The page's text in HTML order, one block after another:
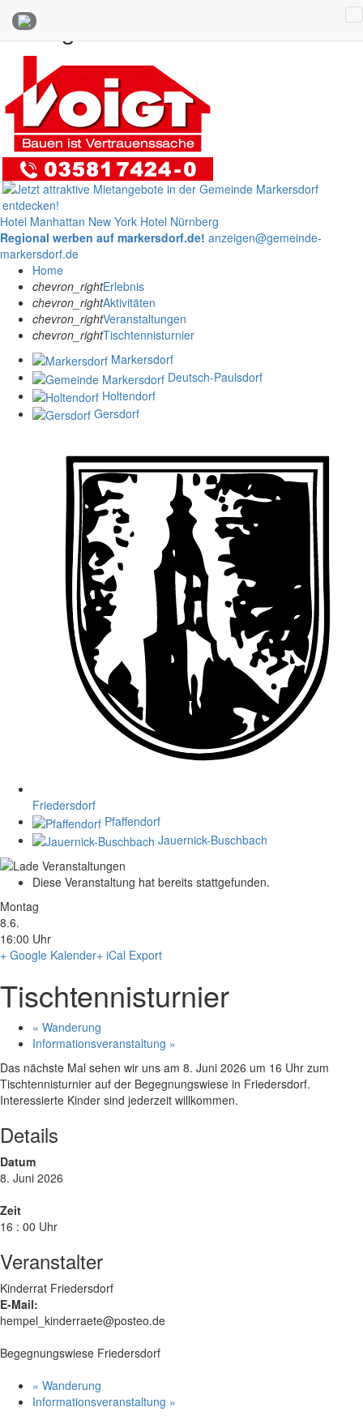
Anzeigen
Hotel Manhattan New York Hotel Nürnberg
Regional werben auf markersdorf.de! anzeigen@gemeinde-
markersdorf.de
Home
chevron_rightErlebnis
chevron_rightAktivitäten
chevron_rightVeranstaltungen
chevron_rightTischtennisturnier
Markersdorf
Deutsch-Paulsdorf
Holtendorf
Gersdorf
Friedersdorf
Pfaffendorf
Jauernick-Buschbach
Diese Veranstaltung hat bereits stattgefunden.
Montag
8.6.
16:00 Uhr
+ Google Kalender+ iCal Export
Tischtennisturnier
« Wanderung
Informationsveranstaltung »
Das nächste Mal sehen wir uns am 8. Juni 2026 um 16 Uhr zum
Tischtennisturnier auf der Begegnungswiese in Friedersdorf.
Interessierte Kinder sind jederzeit willkommen.
Details
Datum
8. Juni 2026
Zeit
16 : 00 Uhr
Veranstalter
Kinderrat Friedersdorf
E-Mail:
hempel_kinderraete@posteo.de
Begegnungswiese Friedersdorf
« Wanderung
Informationsveranstaltung »